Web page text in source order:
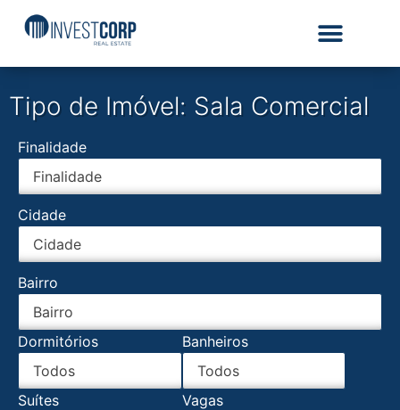
Tipo de Imóvel: Sala Comercial
Finalidade
Cidade
Bairro
Dormitórios Banheiros
Suítes Vagas